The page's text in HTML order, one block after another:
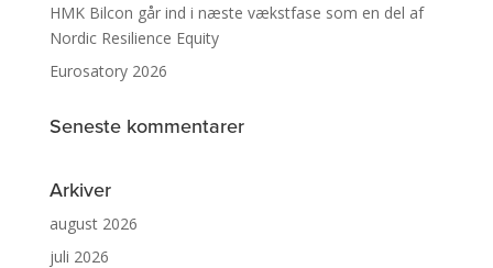
HMK Bilcon går ind i næste vækstfase som en del af
Nordic Resilience Equity
Eurosatory 2026
Seneste kommentarer
Arkiver
august 2026
juli 2026